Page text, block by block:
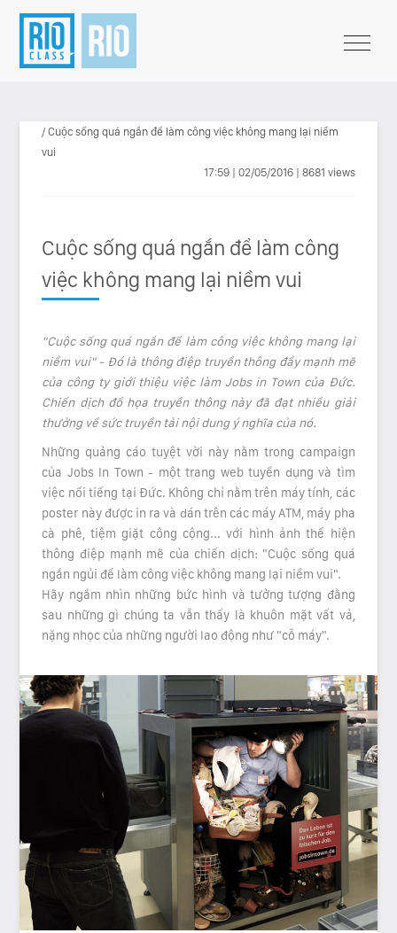
/ Cuộc sống quá ngắn để làm công việc không mang lại niềm
vui
17:59 | 02/05/2016 | 8681 views
Cuộc sống quá ngắn để làm công
việc không mang lại niềm vui
"Cuộc sống quá ngắn để làm công việc không mang lại
niềm vui" - Đó là thông điệp truyền thông đầy mạnh mẽ
của công ty giới thiệu việc làm Jobs in Town của Đức.
Chiến dịch đồ họa truyền thông này đã đạt nhiều giải
thưởng về sức truyền tải nội dung ý nghĩa của nó.
Những quảng cáo tuyệt vời này nằm trong campaign
của Jobs In Town - một trang web tuyển dụng và tìm
việc nổi tiếng tại Đức. Không chỉ nằm trên máy tính, các
poster này được in ra và dán trên các máy ATM, máy pha
cà phê, tiệm giặt công cộng... với hình ảnh thể hiện
thông điệp mạnh mẽ của chiến dịch: "Cuộc sống quá
ngắn ngủi để làm công việc không mang lại niềm vui".
Hãy ngắm nhìn những bức hình và tưởng tượng đằng
sau những gì chúng ta vẫn thấy là khuôn mặt vất vả,
nặng nhọc của những người lao động như "cỗ máy".